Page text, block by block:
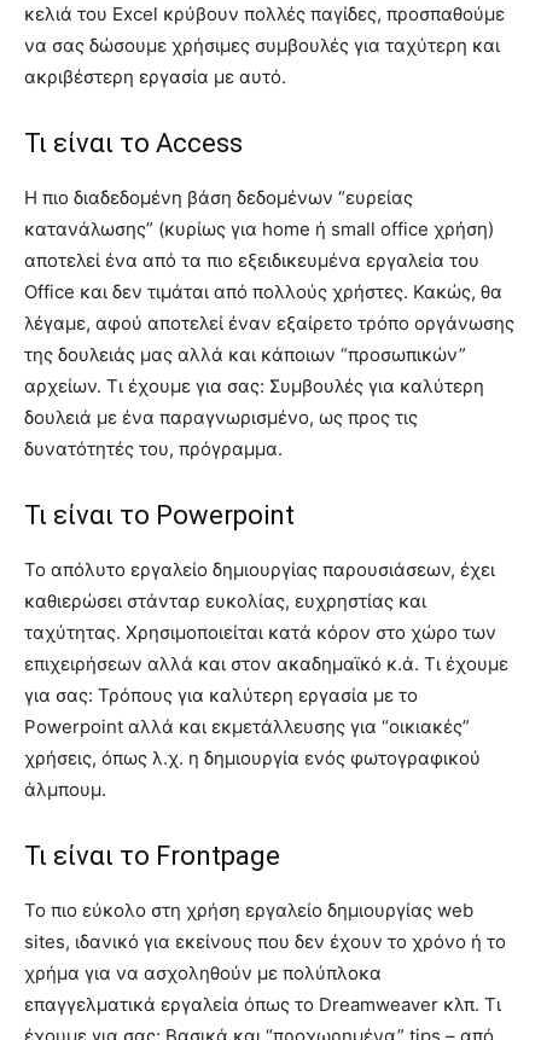
κελιά του Excel κρύβουν πολλές παγίδες, προσπαθούμε
να σας δώσουμε χρήσιμες συμβουλές για ταχύτερη και
ακριβέστερη εργασία με αυτό.
Τι είναι το Access
Η πιο διαδεδομένη βάση δεδομένων “ευρείας
κατανάλωσης” (κυρίως για home ή small office χρήση)
αποτελεί ένα από τα πιο εξειδικευμένα εργαλεία του
Office και δεν τιμάται από πολλούς χρήστες. Κακώς, θα
λέγαμε, αφού αποτελεί έναν εξαίρετο τρόπο οργάνωσης
της δουλειάς μας αλλά και κάποιων “προσωπικών”
αρχείων. Τι έχουμε για σας: Συμβουλές για καλύτερη
δουλειά με ένα παραγνωρισμένο, ως προς τις
δυνατότητές του, πρόγραμμα.
Τι είναι το Powerpoint
Το απόλυτο εργαλείο δημιουργίας παρουσιάσεων, έχει
καθιερώσει στάνταρ ευκολίας, ευχρηστίας και
ταχύτητας. Χρησιμοποιείται κατά κόρον στο χώρο των
επιχειρήσεων αλλά και στον ακαδημαϊκό κ.ά. Τι έχουμε
για σας: Τρόπους για καλύτερη εργασία με το
Powerpoint αλλά και εκμετάλλευσης για “οικιακές”
χρήσεις, όπως λ.χ. η δημιουργία ενός φωτογραφικού
άλμπουμ.
Τι είναι το Frontpage
Το πιο εύκολο στη χρήση εργαλείο δημιουργίας web
sites, ιδανικό για εκείνους που δεν έχουν το χρόνο ή το
χρήμα για να ασχοληθούν με πολύπλοκα
επαγγελματικά εργαλεία όπως το Dreamweaver κλπ. Τι
έχουμε για σας: Βασικά και “προχωρημένα” tips – από